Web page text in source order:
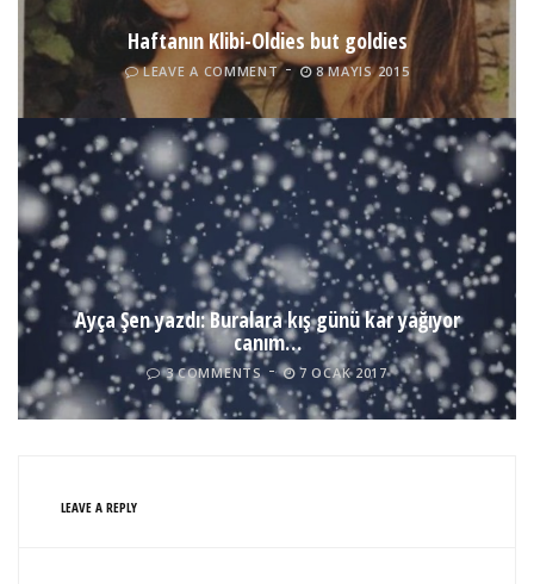
Haftanın Klibi-Oldies but goldies
LEAVE A COMMENT 8 MAYIS 2015
Ayça Şen yazdı: Buralara kış günü kar yağıyor
canım…
3 COMMENTS 7 OCAK 2017
LEAVE A REPLY